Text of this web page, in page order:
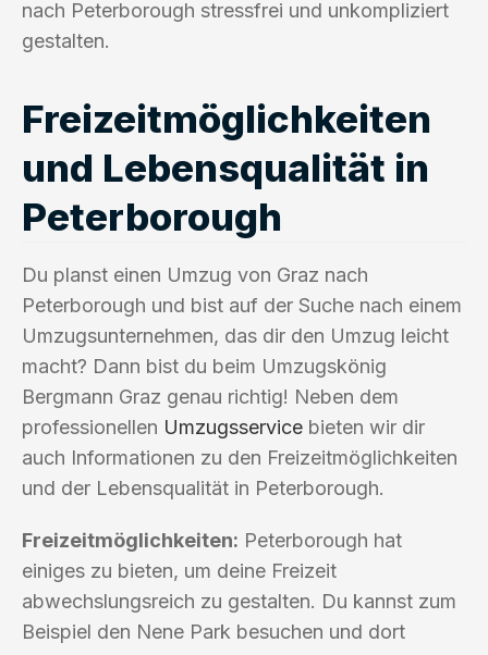
nach Peterborough stressfrei und unkompliziert
gestalten.
Freizeitmöglichkeiten
und Lebensqualität in
Peterborough
Du planst einen Umzug von Graz nach
Peterborough und bist auf der Suche nach einem
Umzugsunternehmen, das dir den Umzug leicht
macht? Dann bist du beim Umzugskönig
Bergmann Graz genau richtig! Neben dem
professionellen Umzugsservice bieten wir dir
auch Informationen zu den Freizeitmöglichkeiten
und der Lebensqualität in Peterborough.
Freizeitmöglichkeiten: Peterborough hat
einiges zu bieten, um deine Freizeit
abwechslungsreich zu gestalten. Du kannst zum
Beispiel den Nene Park besuchen und dort